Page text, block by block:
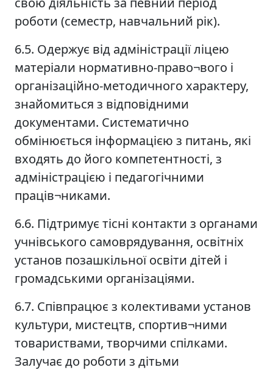
роботи (семестр, навчальний рік).
6.5. Одержує від адміністрації ліцею
матеріали нормативно-право¬вого і
організаційно-методичного характеру,
знайомиться з відповідними
документами. Систематично
обмінюється інформацією з питань, які
входять до його компетентності, з
адміністрацією і педагогічними
праців¬никами.
6.6. Підтримує тісні контакти з органами
учнівського самоврядування, освітніх
установ позашкільної освіти дітей і
громадськими організаціями.
6.7. Співпрацює з колективами установ
культури, мистецтв, спортив¬ними
товариствами, творчими спілками.
Залучає до роботи з дітьми